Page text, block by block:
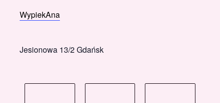
WypiekAna
Jesionowa 13/2 Gdańsk